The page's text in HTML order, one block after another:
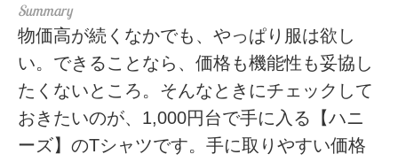
物価高が続くなかでも、やっぱり服は欲し
い。できることなら、価格も機能性も妥協し
たくないところ。そんなときにチェックして
おきたいのが、1,000円台で手に入る【ハニ
ーズ】のTシャツです。手に取りやすい価格